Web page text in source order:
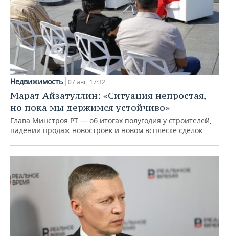
Недвижимость 07 авг, 17:32
Марат Айзатуллин: «Ситуация непростая,
но пока мы держимся устойчиво»
Глава Минстроя РТ — об итогах полугодия у строителей,
падении продаж новостроек и новом всплеске сделок